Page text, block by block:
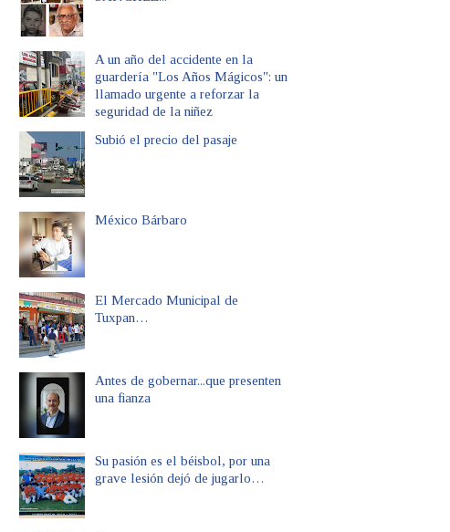
A un año del accidente en la
guardería "Los Años Mágicos": un
llamado urgente a reforzar la
seguridad de la niñez
Subió el precio del pasaje
México Bárbaro
El Mercado Municipal de
Tuxpan…
Antes de gobernar...que presenten
una fianza
Su pasión es el béisbol, por una
grave lesión dejó de jugarlo…